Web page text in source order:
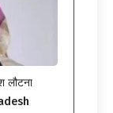
लौटना